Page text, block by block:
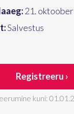
21.
Salvestus
Registreeru ›
kuni: